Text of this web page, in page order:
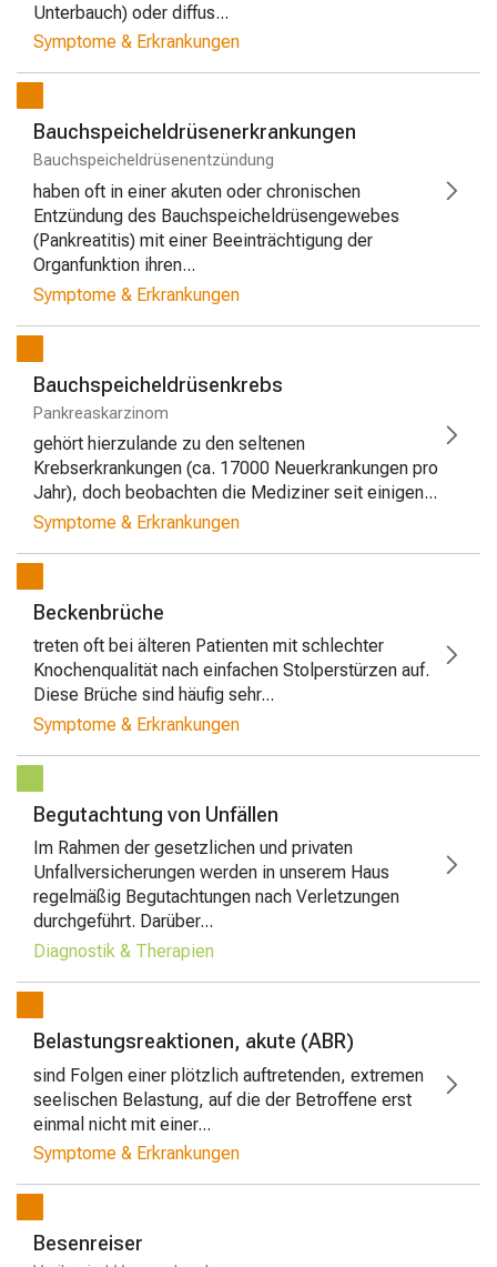
Unterbauch) oder diffus...
Symptome & Erkrankungen
Bauchspeicheldrüsenerkrankungen
Bauchspeicheldrüsenentzündung
haben oft in einer akuten oder chronischen
Entzündung des Bauchspeicheldrüsengewebes
(Pankreatitis) mit einer Beeinträchtigung der
Organfunktion ihren...
Symptome & Erkrankungen
Bauchspeicheldrüsenkrebs
Pankreaskarzinom
gehört hierzulande zu den seltenen
Krebserkrankungen (ca. 17000 Neuerkrankungen pro
Jahr), doch beobachten die Mediziner seit einigen...
Symptome & Erkrankungen
Beckenbrüche
treten oft bei älteren Patienten mit schlechter
Knochenqualität nach einfachen Stolperstürzen auf.
Diese Brüche sind häufig sehr...
Symptome & Erkrankungen
Begutachtung von Unfällen
Im Rahmen der gesetzlichen und privaten
Unfallversicherungen werden in unserem Haus
regelmäßig Begutachtungen nach Verletzungen
durchgeführt. Darüber...
Diagnostik & Therapien
Belastungsreaktionen, akute (ABR)
sind Folgen einer plötzlich auftretenden, extremen
seelischen Belastung, auf die der Betroffene erst
einmal nicht mit einer...
Symptome & Erkrankungen
Besenreiser